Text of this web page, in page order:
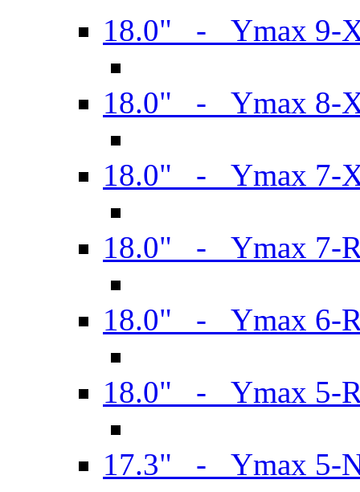
18.0" - Ymax 9-
18.0" - Ymax 8-
18.0" - Ymax 7-
18.0" - Ymax 7-
18.0" - Ymax 6-
18.0" - Ymax 5-
17.3" - Ymax 5-